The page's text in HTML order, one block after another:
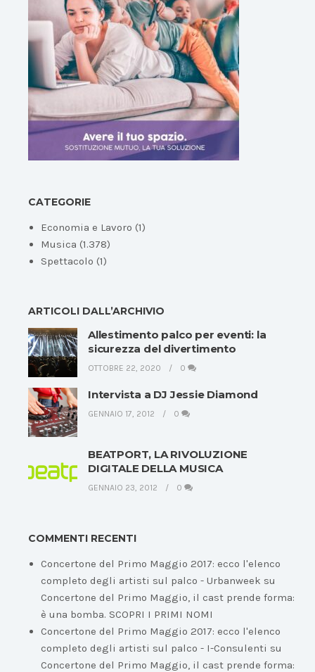
CATEGORIE
Economia e Lavoro (1)
Musica (1.378)
Spettacolo (1)
ARTICOLI DALL’ARCHIVIO
Allestimento palco per eventi: la
sicurezza del divertimento
OTTOBRE 22, 2020 0
Intervista a DJ Jessie Diamond
GENNAIO 17, 2012 0
BEATPORT, LA RIVOLUZIONE
DIGITALE DELLA MUSICA
GENNAIO 23, 2012 0
COMMENTI RECENTI
Concertone del Primo Maggio 2017: ecco l'elenco
completo degli artisti sul palco - Urbanweek su
Concertone del Primo Maggio, il cast prende forma:
è una bomba. SCOPRI I PRIMI NOMI
Concertone del Primo Maggio 2017: ecco l'elenco
completo degli artisti sul palco - I-Consulenti su
Concertone del Primo Maggio, il cast prende forma: